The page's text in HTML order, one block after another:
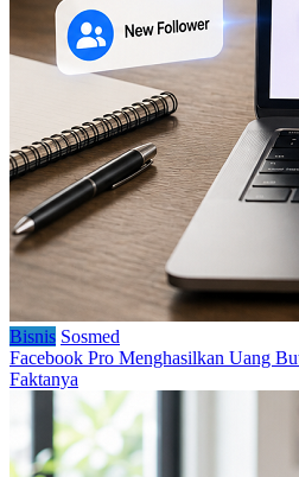
Bisnis Sosmed
Facebook Pro Menghasilkan Uang
Faktanya